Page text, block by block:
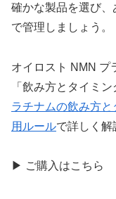
確かな製品を選び
で管理しましょう。
オイロスト NMN プ
「飲み方とタイミン
ラチナムの飲み方
用ルールで詳しく解
▶ ご購入はこちら